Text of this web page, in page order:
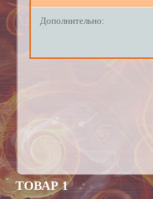
Дополнительно:
ТОВАР 1